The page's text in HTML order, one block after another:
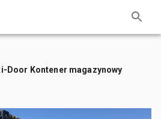
Door Kontener magazynowy